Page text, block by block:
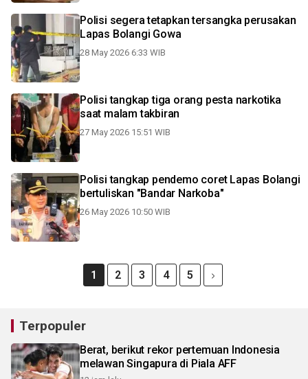
Polisi segera tetapkan tersangka perusakan
Lapas Bolangi Gowa
28 May 2026 6:33 WIB
Polisi tangkap tiga orang pesta narkotika
saat malam takbiran
27 May 2026 15:51 WIB
Polisi tangkap pendemo coret Lapas Bolangi
bertuliskan "Bandar Narkoba"
26 May 2026 10:50 WIB
1 2 3 4 5
Terpopuler
Berat, berikut rekor pertemuan Indonesia
melawan Singapura di Piala AFF